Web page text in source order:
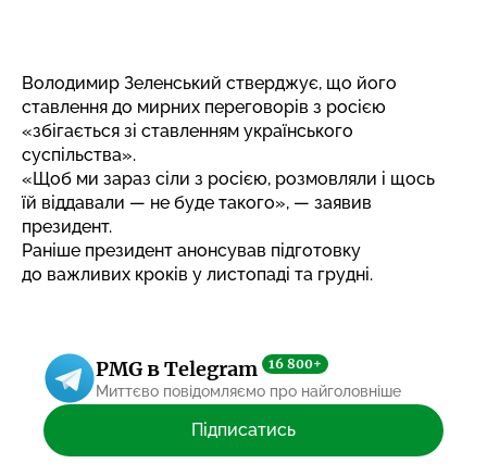
Володимир Зеленський стверджує, що його
ставлення до мирних переговорів з росією
«збігається зі ставленням українського
суспільства».
«Щоб ми зараз сіли з росією, розмовляли і щось
їй віддавали — не буде такого», — заявив
президент.
Раніше президент анонсував підготовку
до важливих кроків у листопаді та грудні.
PMG в Telegram 16 800+
Миттєво повідомляємо про найголовніше
Підписатись